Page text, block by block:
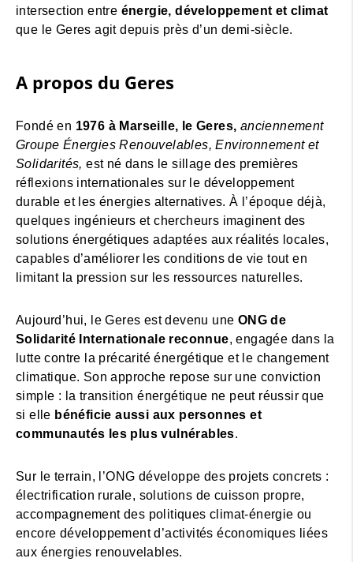
intersection entre énergie, développement et climat
que le Geres agit depuis près d’un demi-siècle.
A propos du Geres
Fondé en 1976 à Marseille, le Geres, anciennement
Groupe Énergies Renouvelables, Environnement et
Solidarités,est né dans le sillage des premières
réflexions internationales sur le développement
durable et les énergies alternatives. À l’époque déjà,
quelques ingénieurs et chercheurs imaginent des
solutions énergétiques adaptées aux réalités locales,
capables d’améliorer les conditions de vie tout en
limitant la pression sur les ressources naturelles.
Aujourd’hui, le Geres est devenu une ONG de
Solidarité Internationale reconnue, engagée dans la
lutte contre la précarité énergétique et le changement
climatique. Son approche repose sur une conviction
simple : la transition énergétique ne peut réussir que
si elle bénéficie aussi aux personnes et
communautés les plus vulnérables.
Sur le terrain, l’ONG développe des projets concrets :
électrification rurale, solutions de cuisson propre,
accompagnement des politiques climat-énergie ou
encore développement d’activités économiques liées
aux énergies renouvelables.